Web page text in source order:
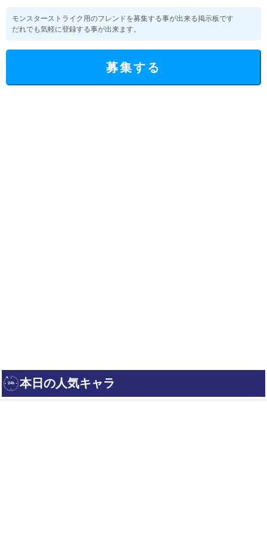
モンスターストライク用のフレンドを募集する事が出来る掲示板です
だれでも気軽に登録する事が出来ます。
募集する